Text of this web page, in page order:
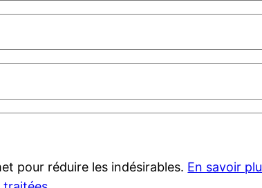
pour réduire les indésirables. En savoir